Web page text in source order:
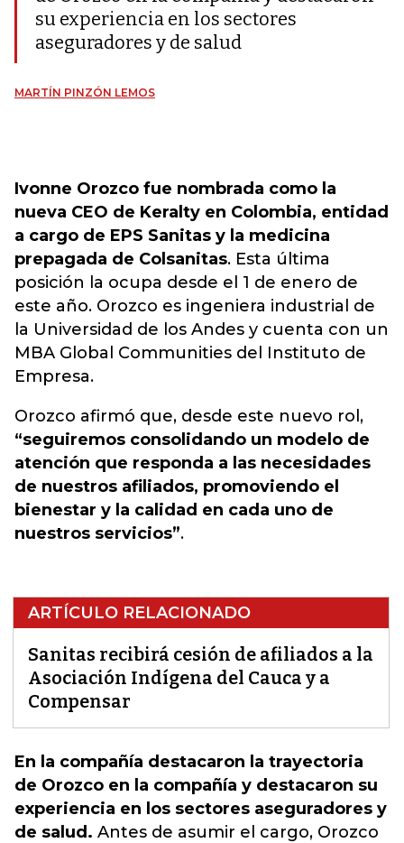
su experiencia en los sectores
aseguradores y de salud
MARTÍN PINZÓN LEMOS
Ivonne Orozco fue nombrada como la
nueva CEO de Keralty en Colombia, entidad
a cargo de EPS Sanitas y la medicina
prepagada de Colsanitas. Esta última
posición la ocupa desde el 1 de enero de
este año. Orozco es ingeniera industrial de
la Universidad de los Andes y cuenta con un
MBA Global Communities del Instituto de
Empresa.
Orozco afirmó que, desde este nuevo rol,
“seguiremos consolidando un modelo de
atención que responda a las necesidades
de nuestros afiliados, promoviendo el
bienestar y la calidad en cada uno de
nuestros servicios”.
ARTÍCULO RELACIONADO
Sanitas recibirá cesión de afiliados a la
Asociación Indígena del Cauca y a
Compensar
En la compañía destacaron la trayectoria
de Orozco en la compañía y destacaron su
experiencia en los sectores aseguradores y
de salud. Antes de asumir el cargo, Orozco